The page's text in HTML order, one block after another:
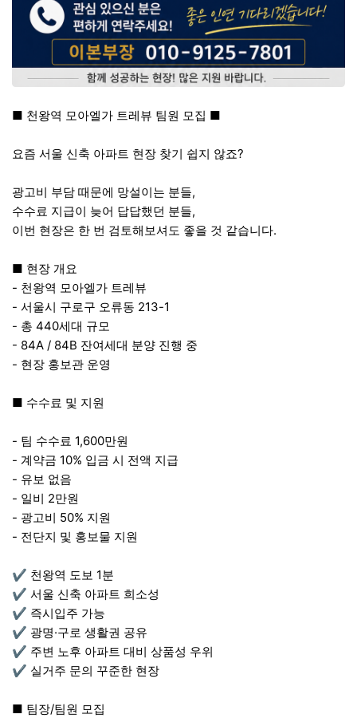
■ 천왕역 모아엘가 트레뷰 팀원 모집 ■
요즘 서울 신축 아파트 현장 찾기 쉽지 않죠?
광고비 부담 때문에 망설이는 분들,
수수료 지급이 늦어 답답했던 분들,
이번 현장은 한 번 검토해보셔도 좋을 것 같습니다.
■ 현장 개요
- 천왕역 모아엘가 트레뷰
- 서울시 구로구 오류동 213-1
- 총 440세대 규모
- 84A / 84B 잔여세대 분양 진행 중
- 현장 홍보관 운영
■ 수수료 및 지원
- 팀 수수료 1,600만원
- 계약금 10% 입금 시 전액 지급
- 유보 없음
- 일비 2만원
- 광고비 50% 지원
- 전단지 및 홍보물 지원
✔ 천왕역 도보 1분
✔ 서울 신축 아파트 희소성
✔ 즉시입주 가능
✔ 광명·구로 생활권 공유
✔ 주변 노후 아파트 대비 상품성 우위
✔ 실거주 문의 꾸준한 현장
■ 팀장/팀원 모집